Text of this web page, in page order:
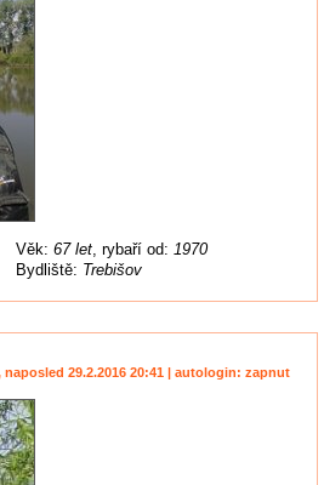
Věk: 67 let , rybaří od: 1970
Bydliště: Trebišov
naposled 29.2.2016 20:41 | autologin: zapnut